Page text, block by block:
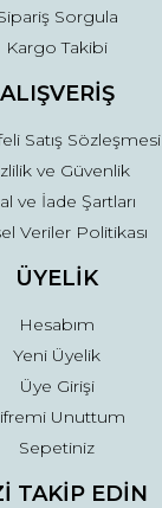
Gönder
Sorgula
Kargo Takibi
ALIŞVERİŞ
Satış Sözleşmesi
ve Güvenlik
ve İade Şartları
Veriler Politikası
ÜYELİK
Hesabım
Yeni Üyelik
Üye Girişi
Unuttum
Sepetiniz
TAKİP EDİN